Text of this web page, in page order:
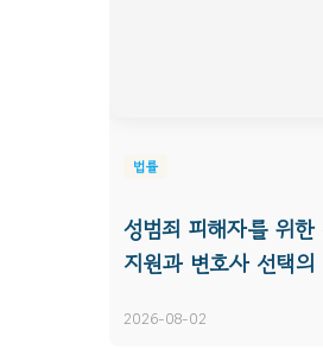
법률
성범죄 피해자를 위
지원과 변호사 선택의
2026-08-02